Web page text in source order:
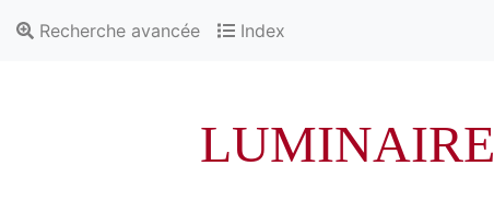
Recherche avancée Index
LUMINAIRE